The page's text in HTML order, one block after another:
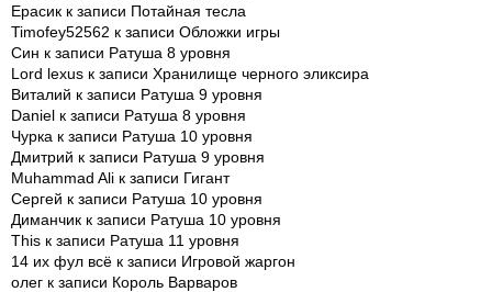
Ерасик к записи Потайная тесла
Timofey52562 к записи Обложки игры
Син к записи Ратуша 8 уровня
Lord lexus к записи Хранилище черного эликсира
Виталий к записи Ратуша 9 уровня
Daniel к записи Ратуша 8 уровня
Чурка к записи Ратуша 10 уровня
Дмитрий к записи Ратуша 9 уровня
Muhammad Ali к записи Гигант
Сергей к записи Ратуша 10 уровня
Диманчик к записи Ратуша 10 уровня
This к записи Ратуша 11 уровня
14 их фул всё к записи Игровой жаргон
олег к записи Король Варваров